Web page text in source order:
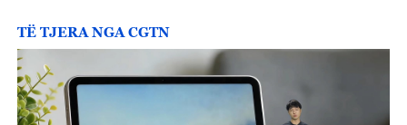
TË TJERA NGA CGTN